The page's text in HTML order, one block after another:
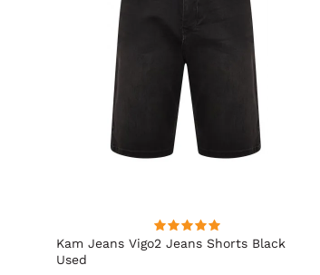
Kam Jeans Vigo2 Jeans Shorts Black
Used